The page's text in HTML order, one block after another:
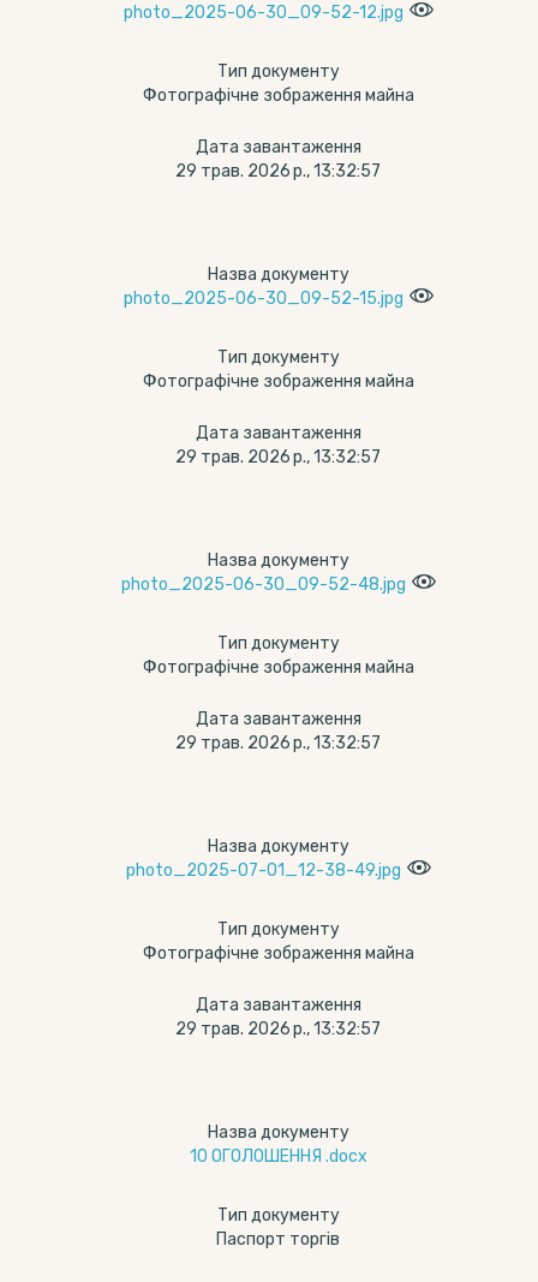
photo_2025-06-30_09-52-12.jpg
Тип документу
Фотографічне зображення майна
Дата завантаження
29 трав. 2026 р., 13:32:57
Назва документу
photo_2025-06-30_09-52-15.jpg
Тип документу
Фотографічне зображення майна
Дата завантаження
29 трав. 2026 р., 13:32:57
Назва документу
photo_2025-06-30_09-52-48.jpg
Тип документу
Фотографічне зображення майна
Дата завантаження
29 трав. 2026 р., 13:32:57
Назва документу
photo_2025-07-01_12-38-49.jpg
Тип документу
Фотографічне зображення майна
Дата завантаження
29 трав. 2026 р., 13:32:57
Назва документу
10 ОГОЛОШЕННЯ .docx
Тип документу
Паспорт торгів